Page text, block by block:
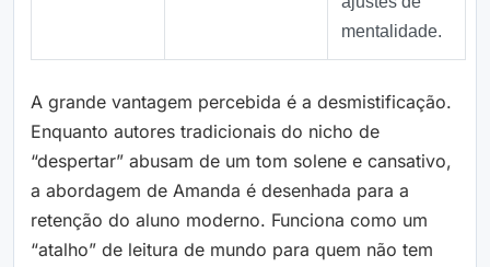
mentalidade.
A grande vantagem percebida é a desmistificação.
Enquanto autores tradicionais do nicho de
“despertar” abusam de um tom solene e cansativo,
a abordagem de Amanda é desenhada para a
retenção do aluno moderno. Funciona como um
“atalho” de leitura de mundo para quem não tem